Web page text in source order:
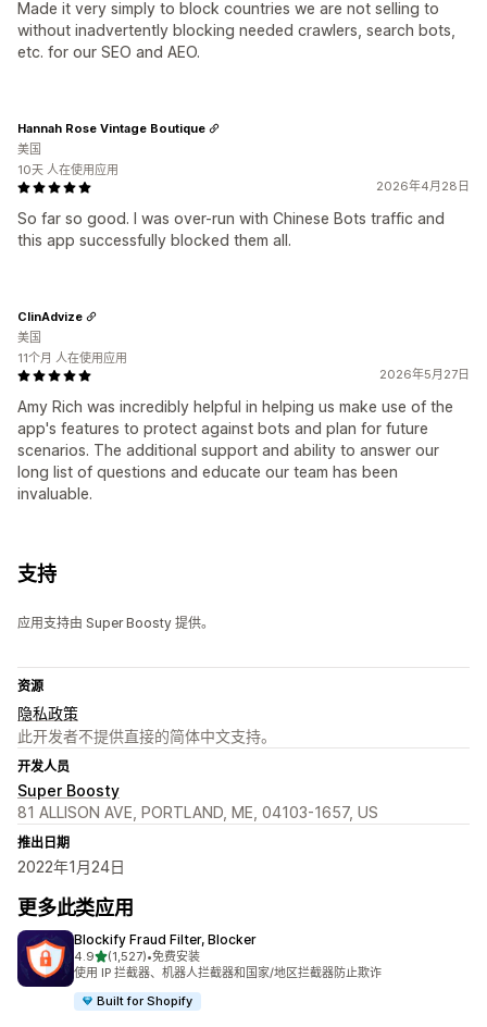
Made it very simply to block countries we are not selling to
without inadvertently blocking needed crawlers, search bots,
etc. for our SEO and AEO.
2026年4月28日
So far so good. I was over-run with Chinese Bots traffic and
this app successfully blocked them all.
Hannah Rose Vintage Boutique
美国
10天 人在使用应用
2026年5月27日
Amy Rich was incredibly helpful in helping us make use of the
app's features to protect against bots and plan for future
scenarios. The additional support and ability to answer our
long list of questions and educate our team has been
invaluable.
ClinAdvize
美国
11个月 人在使用应用
支持
应用支持由 Super Boosty 提供。
资源
隐私政策
此开发者不提供直接的简体中文支持。
开发人员
Super Boosty
81 ALLISON AVE, PORTLAND, ME, 04103-1657, US
推出日期
2022年1月24日
更多此类应用
Blockify Fraud Filter, Blocker
4.9星（满分 5 星）
(1,527)
总共 1527 条评论
•免费安装
使用 IP 拦截器、机器人拦截器和国家/地区拦截器防止欺诈
Built for Shopify